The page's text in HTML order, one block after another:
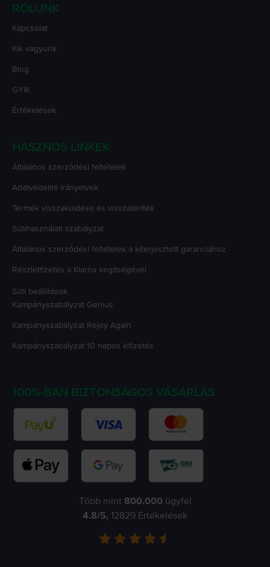
RÓLUNK
Kapcsolat
Kik vagyunk
Blog
GYIK
Értékelések
HASZNOS LINKEK
Általános szerződési feltételek
Adatvédelmi irányelvek
Termék visszaküldése és visszatérítés
Sütihasználati szabályzat
Általános szerződési feltételek a kiterjesztett garanciához
Részletfizetés a Klarna segítségével
Süti beállítások
Kampányszabályzat Genius
Kampányszabályzat Rejoy Again
Kampányszabályzat 10 napos kifizetés
100%-BAN BIZTONSÁGOS VÁSÁRLÁS
Több mint 800.000 ügyfél
4.8/5, 12829 Értékelések